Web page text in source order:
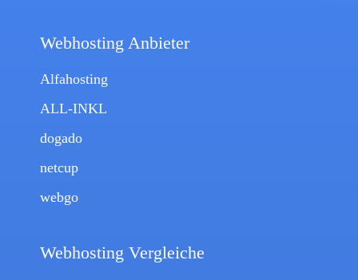
Webhosting Anbieter
Alfahosting
ALL-INKL
dogado
netcup
webgo
Webhosting Vergleiche